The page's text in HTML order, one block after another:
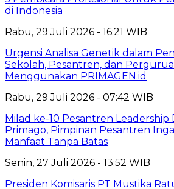
di Indonesia
Rabu, 29 Juli 2026 - 16:21 WIB
Urgensi Analisa Genetik dalam
Sekolah, Pesantren, dan
Menggunakan PRIMAGEN.id
Rabu, 29 Juli 2026 - 07:42 WIB
Milad ke-10 Pesantren Leadership
Primago, Pimpinan Pesantren
Manfaat Tanpa Batas
Senin, 27 Juli 2026 - 13:52 WIB
Presiden Komisaris PT Mustika